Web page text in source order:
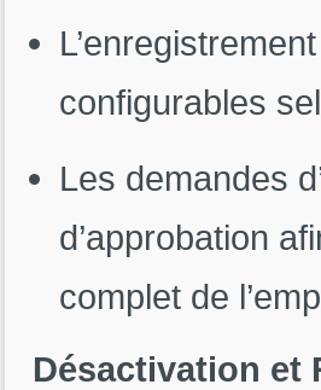
configurables
Les demandes
d’approbation
complet de
Désactivation et